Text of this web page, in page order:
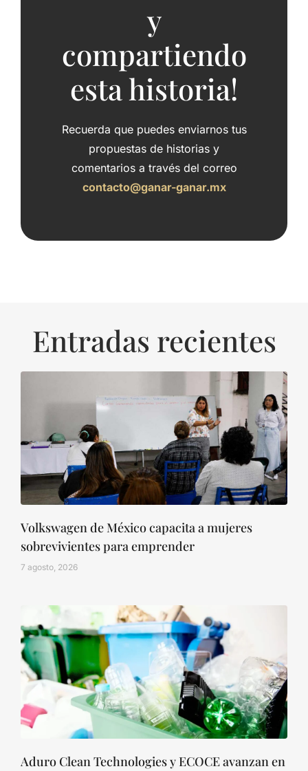
y
compartiendo
esta historia!
Recuerda que puedes enviarnos tus
propuestas de historias y
comentarios a través del correo
contacto@ganar-ganar.mx
Entradas recientes
Volkswagen de México capacita a mujeres
sobrevivientes para emprender
7 agosto, 2026
Aduro Clean Technologies y ECOCE avanzan en